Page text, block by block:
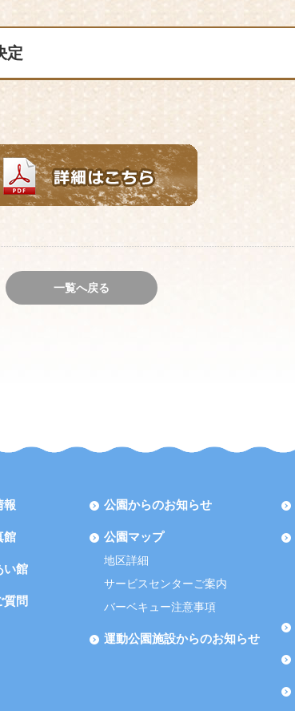
定
一覧へ戻る
報
館
い館
質問
公園からのお知らせ
公園マップ
地区詳細
サービスセンターご案内
バーベキュー注意事項
運動公園施設からのお知らせ